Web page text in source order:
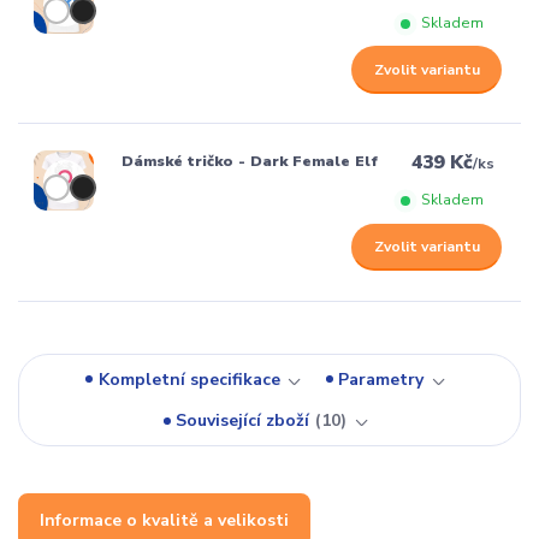
Skladem
Zvolit variantu
Dámské tričko - Dark Female Elf 439 Kč/ks
Skladem
Zvolit variantu
Kompletní specifikace
Parametry
Související zboží
10
Informace o kvalitě a velikosti